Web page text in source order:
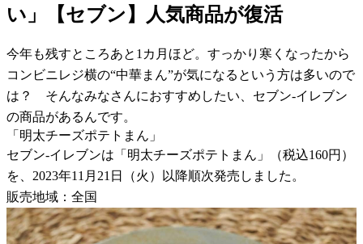
い」【セブン】人気商品が復活
今年も残すところあと1カ月ほど。すっかり寒くなったから
コンビニレジ横の“中華まん”が気になるという方は多いので
は？ そんなみなさんにおすすめしたい、セブン-イレブン
の商品があるんです。
「明太チーズポテトまん」
セブン-イレブンは「明太チーズポテトまん」（税込160円）
を、2023年11月21日（火）以降順次発売しました。
販売地域：全国